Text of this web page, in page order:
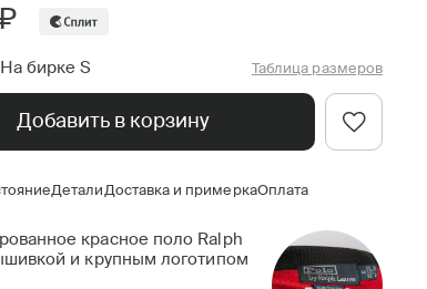
На бирке S Таблица размеров
Добавить в корзину
ДеталиДоставка и примеркаОплата
красное поло Ralph
и крупным логотипом